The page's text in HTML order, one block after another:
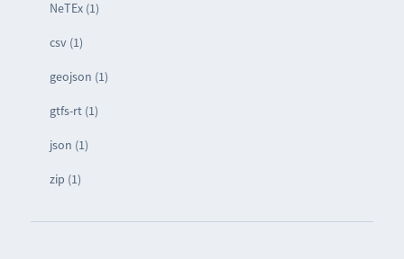
NeTEx (1)
csv (1)
geojson (1)
gtfs-rt (1)
json (1)
zip (1)